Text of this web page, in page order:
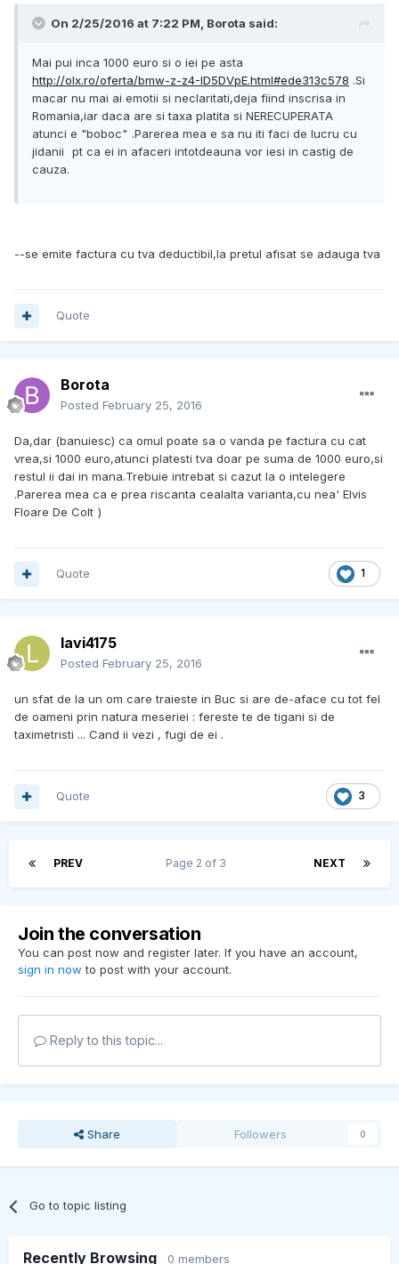
On 2/25/2016 at 7:22 PM, Borota said:
Mai pui inca 1000 euro si o iei pe asta
http://olx.ro/oferta/bmw-z-z4-ID5DVpE.html#ede313c578 .Si
macar nu mai ai emotii si neclaritati,deja fiind inscrisa in
Romania,iar daca are si taxa platita si NERECUPERATA
atunci e "boboc" .Parerea mea e sa nu iti faci de lucru cu
jidanii
pt ca ei in afaceri intotdeauna vor iesi in castig de
cauza.
--se emite factura cu tva deductibil,la pretul afisat se adauga tva
Quote
Borota
Posted February 25, 2016
Da,dar (banuiesc) ca omul poate sa o vanda pe factura cu cat
vrea,si 1000 euro,atunci platesti tva doar pe suma de 1000 euro,si
restul ii dai in mana.Trebuie intrebat si cazut la o intelegere
.Parerea mea ca e prea riscanta cealalta varianta,cu nea' Elvis
Floare De Colt )
1
Quote
lavi4175
Posted February 25, 2016
un sfat de la un om care traieste in Buc si are de-aface cu tot fel
de oameni prin natura meseriei : fereste te de tigani si de
taximetristi ... Cand ii vezi , fugi de ei .
3
Quote
PREV NEXT
Page 2 of 3
Join the conversation
You can post now and register later. If you have an account,
sign in now to post with your account.
Reply to this topic...
Share Followers 0
Go to topic listing
Recently Browsing 0 members